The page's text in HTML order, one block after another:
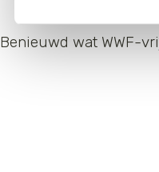
Benieuwd wat WWF-